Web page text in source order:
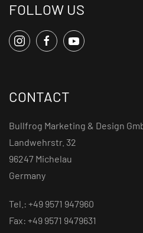
FOLLOW US
CONTACT
Bullfrog Marketing & Design
Landwehrstr. 32
96247 Michelau
Germany
Tel.: +49 9571 947960
Fax: +49 9571 9479631